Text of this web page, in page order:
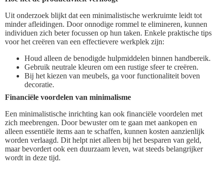
Uit onderzoek blijkt dat een minimalistische werkruimte leidt tot
minder afleidingen. Door onnodige rommel te elimineren, kunnen
individuen zich beter focussen op hun taken. Enkele praktische tips
voor het creëren van een effectievere werkplek zijn:
Houd alleen de benodigde hulpmiddelen binnen handbereik.
Gebruik neutrale kleuren om een rustige sfeer te creëren.
Bij het kiezen van meubels, ga voor functionaliteit boven
decoratie.
Financiële voordelen van minimalisme
Een minimalistische inrichting kan ook financiële voordelen met
zich meebrengen. Door bewuster om te gaan met aankopen en
alleen essentiële items aan te schaffen, kunnen kosten aanzienlijk
worden verlaagd. Dit helpt niet alleen bij het besparen van geld,
maar bevordert ook een duurzaam leven, wat steeds belangrijker
wordt in deze tijd.